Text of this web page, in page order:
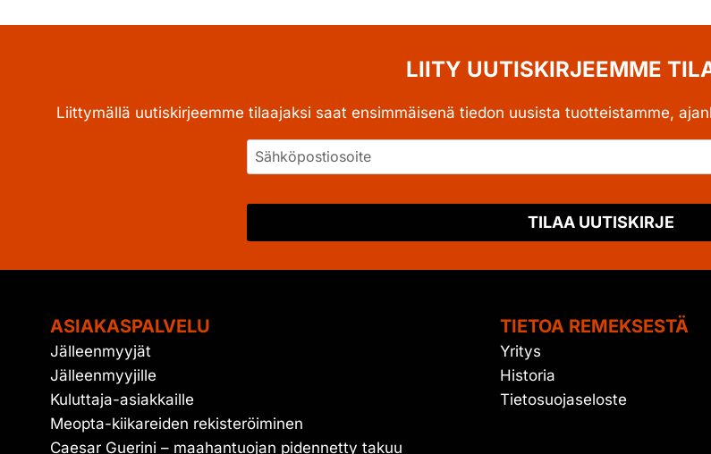
LIITY UUTISKIRJEEMME
Liittymällä uutiskirjeemme tilaajaksi saat ensimmäisenä tiedon uusista tuotteistamme,
TILAA UUTISKIRJE
ASIAKASPALVELU
Jälleenmyyjät
Jälleenmyyjille
Kuluttaja-asiakkaille
Meopta-kiikareiden rekisteröiminen
Caesar Guerini – maahantuojan pidennetty takuu
TIETOA REMEKSESTÄ
Yritys
Historia
Tietosuojaseloste